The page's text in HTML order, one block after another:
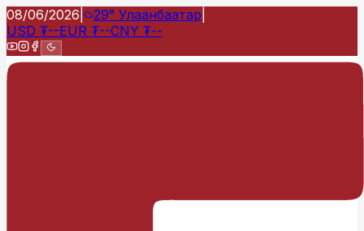
08/06/2026 29° Улаанбаатар
USD ₮--EUR ₮--CNY ₮--